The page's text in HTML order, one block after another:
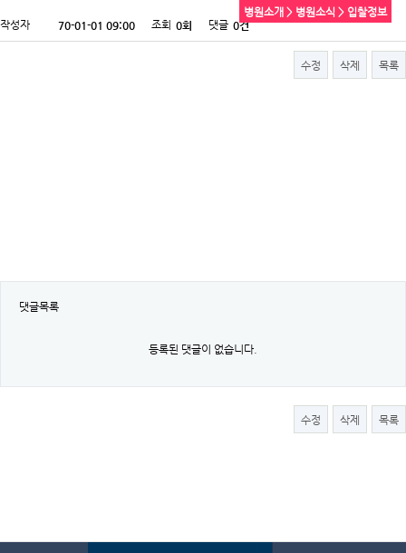
병원소개 > 병원소식 > 입찰정보
작성자
70-01-01 09:00 조회 0회 댓글 0건
수정 삭제 목록
댓글목록
등록된 댓글이 없습니다.
수정 삭제 목록